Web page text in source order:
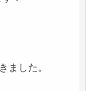
ました。